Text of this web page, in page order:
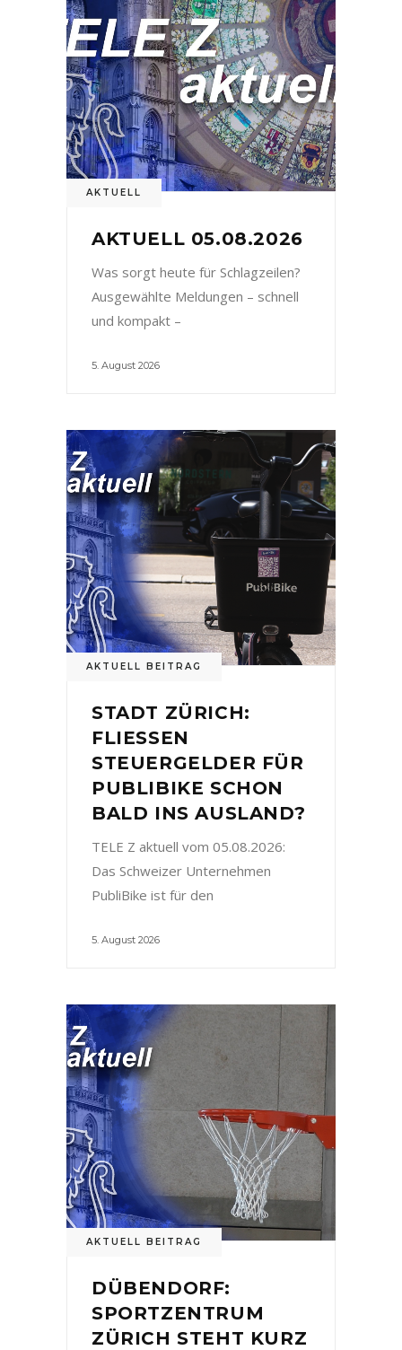
AKTUELL
AKTUELL 05.08.2026
Was sorgt heute für Schlagzeilen?
Ausgewählte Meldungen – schnell
und kompakt –
5. August 2026
AKTUELL BEITRAG
STADT ZÜRICH:
FLIESSEN
STEUERGELDER FÜR
PUBLIBIKE SCHON
BALD INS AUSLAND?
TELE Z aktuell vom 05.08.2026:
Das Schweizer Unternehmen
PubliBike ist für den
5. August 2026
AKTUELL BEITRAG
DÜBENDORF:
SPORTZENTRUM
ZÜRICH STEHT KURZ